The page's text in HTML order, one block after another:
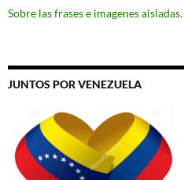
Sobre las frases e imagenes aisladas.
JUNTOS POR VENEZUELA